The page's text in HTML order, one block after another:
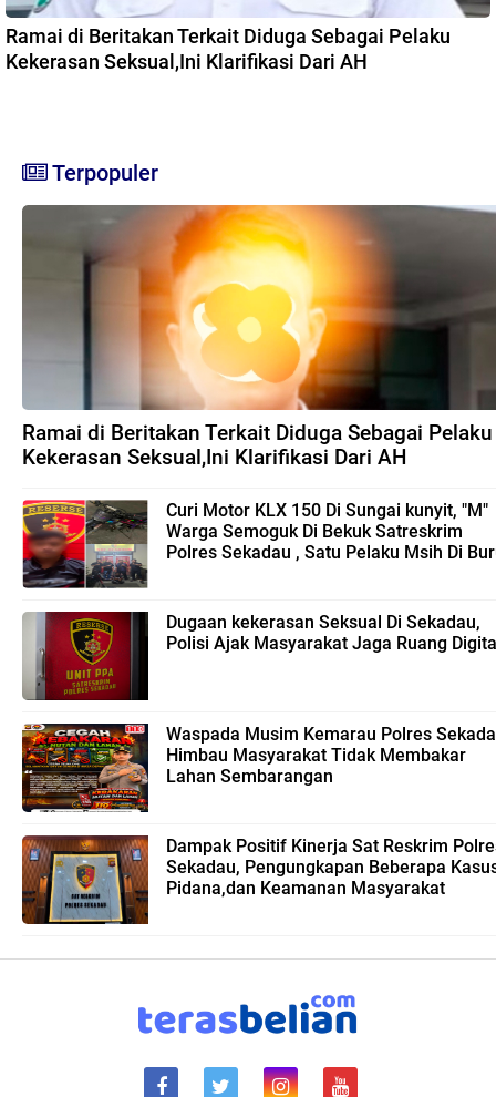
Ramai di Beritakan Terkait Diduga Sebagai Pelaku
Kekerasan Seksual,Ini Klarifikasi Dari AH
Terpopuler
Ramai di Beritakan Terkait Diduga Sebagai Pelaku
Kekerasan Seksual,Ini Klarifikasi Dari AH
Curi Motor KLX 150 Di Sungai kunyit, "M"
Warga Semoguk Di Bekuk Satreskrim
Polres Sekadau , Satu Pelaku Msih Di
Dugaan kekerasan Seksual Di Sekadau,
Polisi Ajak Masyarakat Jaga Ruang
Waspada Musim Kemarau Polres
Himbau Masyarakat Tidak Membakar
Lahan Sembarangan
Dampak Positif Kinerja Sat Reskrim
Sekadau, Pengungkapan Beberapa
Pidana,dan Keamanan Masyarakat